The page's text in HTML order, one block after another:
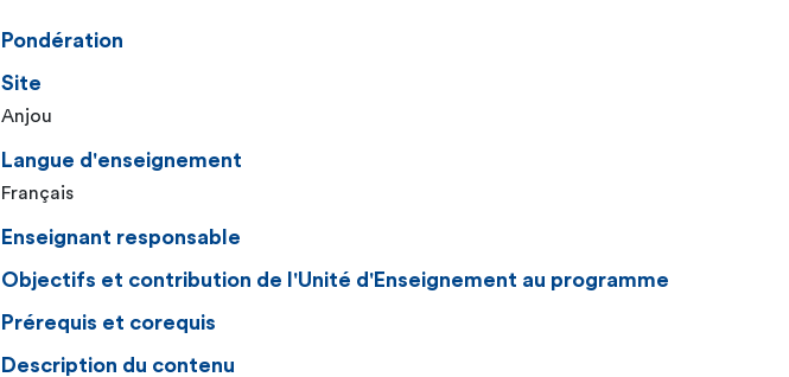
Pondération
Site
Anjou
Langue d'enseignement
Français
Enseignant responsable
Objectifs et contribution de l'Unité d'Enseignement au programme
Prérequis et corequis
Description du contenu